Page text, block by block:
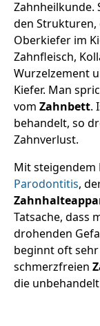
Zahnheilkunde.
den Strukturen,
Oberkiefer im
Zahnfleisch,
Wurzelzement
Kiefer. Man
vom Zahnbett.
behandelt, so
Zahnverlust.
Mit steigendem
Parodontitis,
Tatsache, dass
drohenden
beginnt oft
schmerzfreien
die